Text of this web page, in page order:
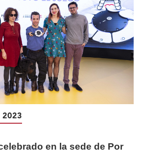
2023
en la sede de Por